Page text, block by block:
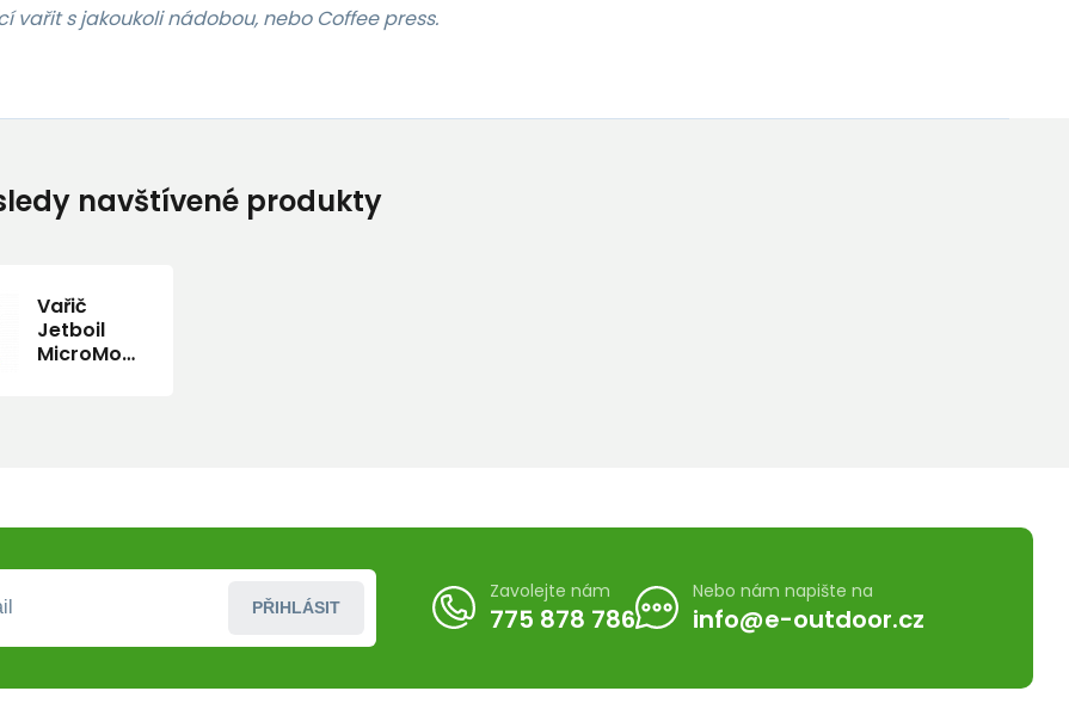
vařit s jakoukoli nádobou, nebo Coffee press.
navštívené produkty
Vařič
Jetboil
MicroMo
PŘIHLÁSIT
Zavolejte nám
775 878 786
Nebo nám napište na
info@e-outdoor.cz